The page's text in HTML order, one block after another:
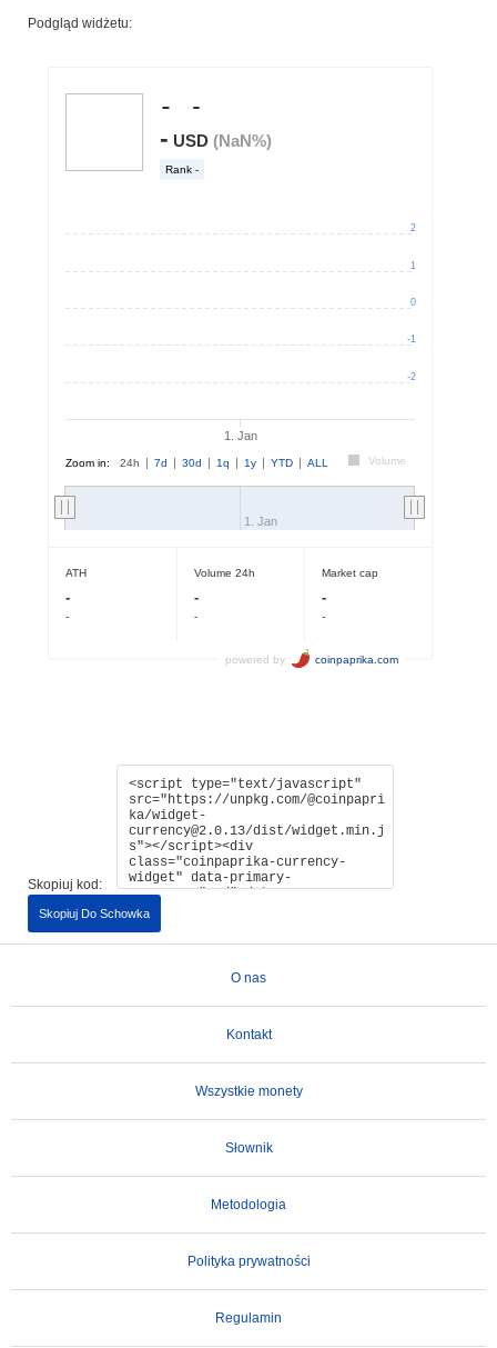
Podgląd widżetu:
Skopiuj kod:
Skopiuj Do Schowka
O nas
Kontakt
Wszystkie monety
Słownik
Metodologia
Polityka prywatności
Regulamin